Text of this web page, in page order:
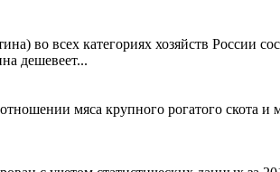
во всех категориях хозяйств России
дешевеет...
мяса крупного рогатого скота и